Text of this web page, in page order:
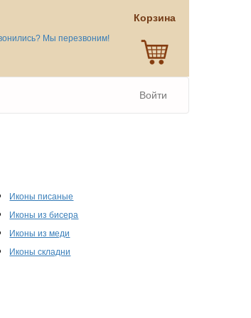
Мы перезвоним!
Корзина
Войти
Иконы писаные
Иконы из бисера
Иконы из меди
Иконы складни